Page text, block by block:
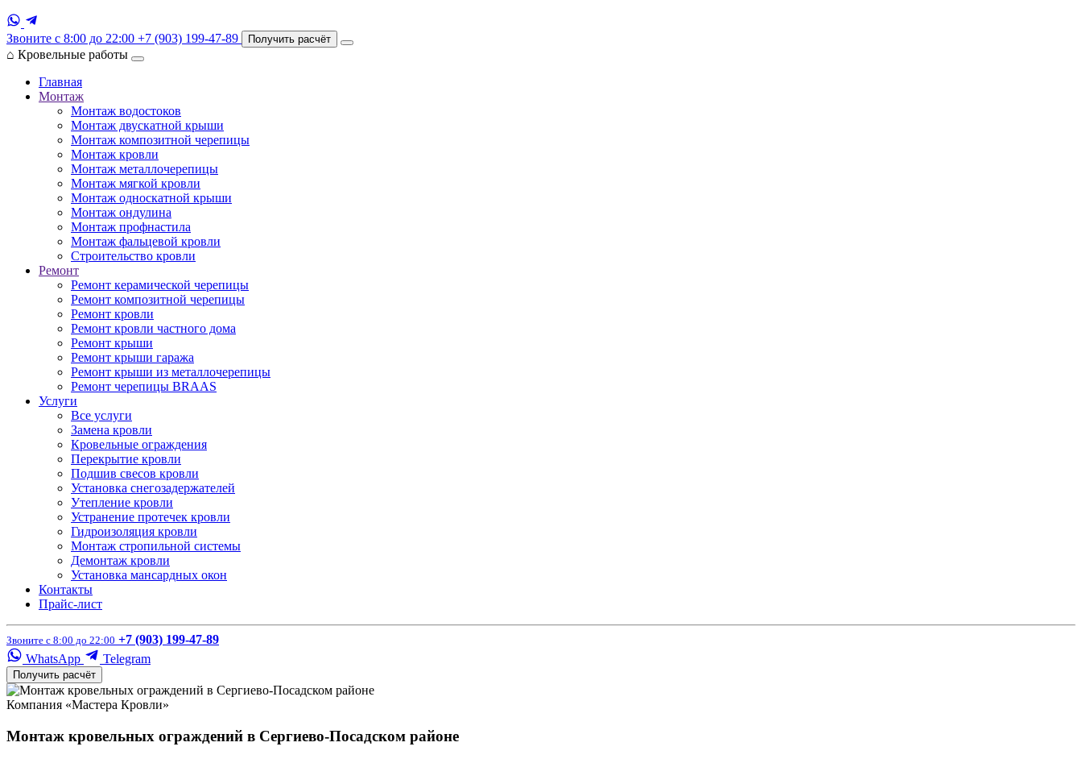
Звоните с 8:00 до 22:00 +7 (903) 199-47-89 Получить расчёт
⌂ Кровельные работы
Главная
Монтаж
Монтаж водостоков
Монтаж двускатной крыши
Монтаж композитной черепицы
Монтаж кровли
Монтаж металлочерепицы
Монтаж мягкой кровли
Монтаж односкатной крыши
Монтаж ондулина
Монтаж профнастила
Монтаж фальцевой кровли
Строительство кровли
Ремонт
Ремонт керамической черепицы
Ремонт композитной черепицы
Ремонт кровли
Ремонт кровли частного дома
Ремонт крыши
Ремонт крыши гаража
Ремонт крыши из металлочерепицы
Ремонт черепицы BRAAS
Услуги
Все услуги
Замена кровли
Кровельные ограждения
Перекрытие кровли
Подшив свесов кровли
Установка снегозадержателей
Утепление кровли
Устранение протечек кровли
Гидроизоляция кровли
Монтаж стропильной системы
Демонтаж кровли
Установка мансардных окон
Контакты
Прайс-лист
Звоните с 8:00 до 22:00 +7 (903) 199-47-89
WhatsApp
Telegram
Получить расчёт
Компания «Мастера Кровли»
Монтаж кровельных ограждений в Сергиево-Посадском районе